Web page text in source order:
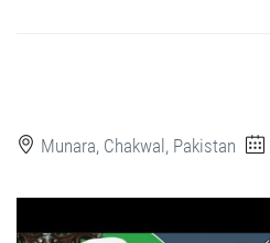
Munara, Chakwal, Pakistan